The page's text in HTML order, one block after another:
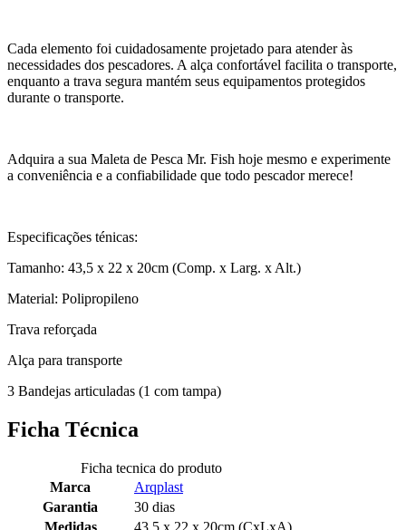
Cada elemento foi cuidadosamente projetado para atender às
necessidades dos pescadores. A alça confortável facilita o transporte,
enquanto a trava segura mantém seus equipamentos protegidos
durante o transporte.
Adquira a sua Maleta de Pesca Mr. Fish hoje mesmo e experimente
a conveniência e a confiabilidade que todo pescador merece!
Especificações ténicas:
Tamanho: 43,5 x 22 x 20cm (Comp. x Larg. x Alt.)
Material: Polipropileno
Trava reforçada
Alça para transporte
3 Bandejas articuladas (1 com tampa)
Ficha Técnica
Ficha tecnica do produto
Marca
Arqplast
Garantia
30 dias